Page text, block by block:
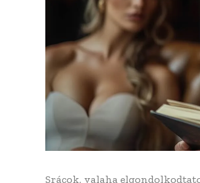
Srácok, valaha